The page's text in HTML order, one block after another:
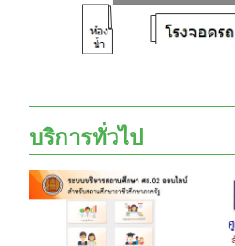
บริการทั่วไป